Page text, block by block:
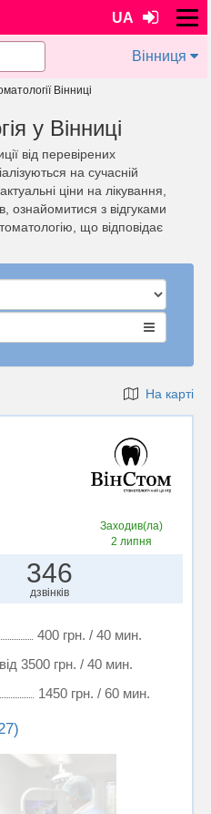
UA
Вінниця
Вінниці
у Вінниці
від перевірених
на сучасній
ціни на лікування,
ознайомитися з відгуками
що відповідає
На карті
Заходив(ла)
2 липня
346
дзвінків
400 грн. / 40 мин.
від 3500 грн. / 40 мин.
1450 грн. / 60 мин.